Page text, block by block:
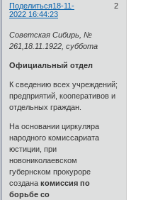
Поделиться 2
18-11-
2022 16:44:23
Советская Сибирь, №
261,18.11.1922, суббота
Официальный отдел
К сведению всех учреждений;
предприятий, кооперативов и
отдельных граждан.
На основании циркуляра
народного комиссариата
юстиции, при
новониколаевском
губернском прокуроре
созданакомиссия по
борьбе со